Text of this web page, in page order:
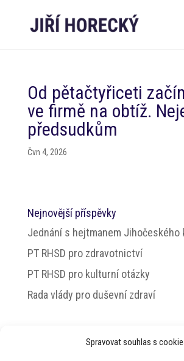
Spravovat souhlas s
Od pětačtyřiceti
ve firmě na obtíž.
předsudkům
Čvn 4, 2026
Nejnovější příspěvky
Jednání s hejtmanem Jihočeského
PT RHSD pro zdravotnictví
PT RHSD pro kulturní otázky
Rada vlády pro duševní zdraví